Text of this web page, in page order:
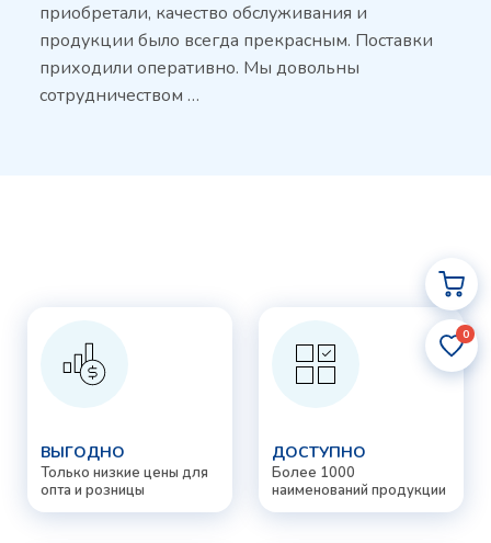
0
приобретали, качество обслуживания и
продукции было всегда прекрасным. Поставки
приходили оперативно. Мы довольны
сотрудничеством …
ВЫГОДНО
Только низкие цены для
опта и розницы
ДОСТУПНО
Более 1000
наименований продукции